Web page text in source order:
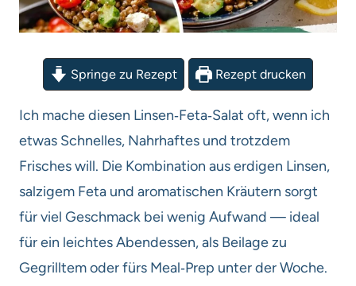
Springe zu Rezept Rezept drucken
Ich mache diesen Linsen‑Feta‑Salat oft, wenn ich
etwas Schnelles, Nahrhaftes und trotzdem
Frisches will. Die Kombination aus erdigen Linsen,
salzigem Feta und aromatischen Kräutern sorgt
für viel Geschmack bei wenig Aufwand — ideal
für ein leichtes Abendessen, als Beilage zu
Gegrilltem oder fürs Meal‑Prep unter der Woche.